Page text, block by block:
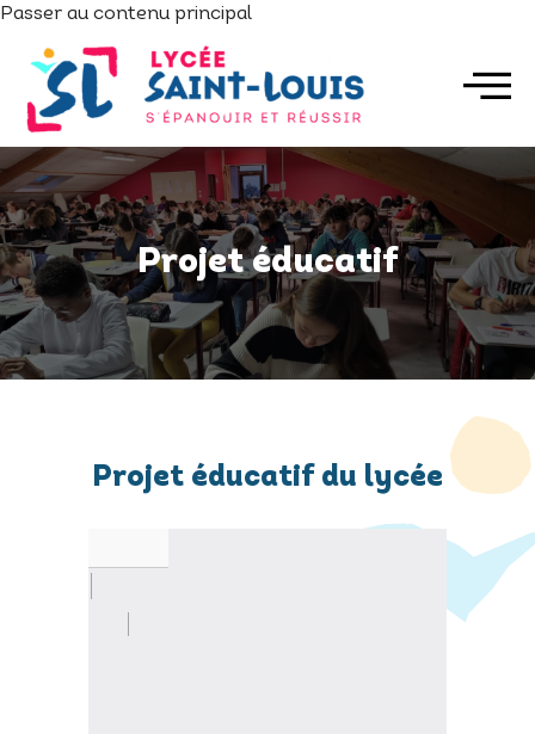
Passer au contenu principal
Projet éducatif
Projet éducatif du lycée